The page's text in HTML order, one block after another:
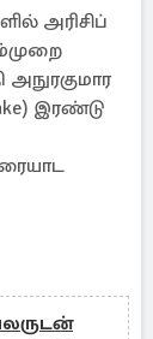
அரிசிப்
இரண்டு